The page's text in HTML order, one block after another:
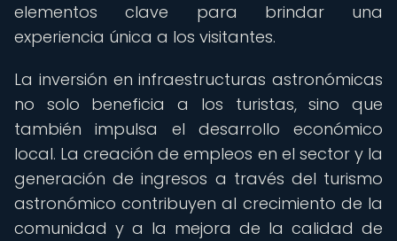
elementos clave para brindar una
experiencia única a los visitantes.
La inversión en infraestructuras astronómicas
no solo beneficia a los turistas, sino que
también impulsa el desarrollo económico
local. La creación de empleos en el sector y la
generación de ingresos a través del turismo
astronómico contribuyen al crecimiento de la
comunidad y a la mejora de la calidad de